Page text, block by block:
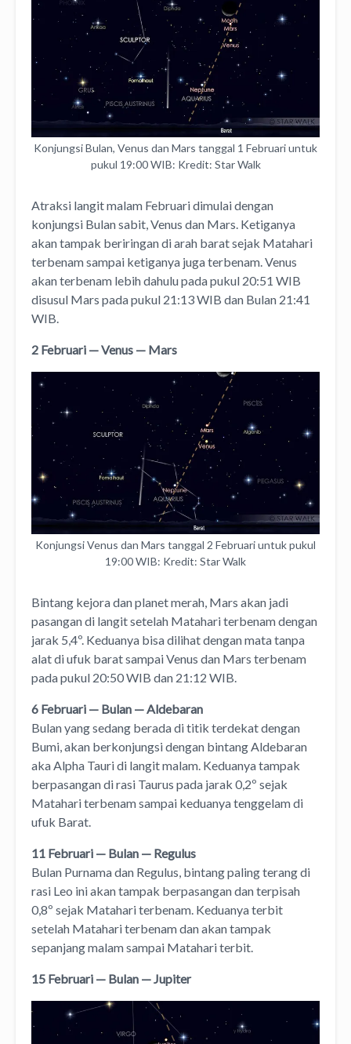
Konjungsi Bulan, Venus dan Mars tanggal 1 Februari untuk
pukul 19:00 WIB: Kredit: Star Walk
Atraksi langit malam Februari dimulai dengan
konjungsi Bulan sabit, Venus dan Mars. Ketiganya
akan tampak beriringan di arah barat sejak Matahari
terbenam sampai ketiganya juga terbenam. Venus
akan terbenam lebih dahulu pada pukul 20:51 WIB
disusul Mars pada pukul 21:13 WIB dan Bulan 21:41
WIB.
2 Februari — Venus — Mars
Konjungsi Venus dan Mars tanggal 2 Februari untuk pukul
19:00 WIB: Kredit: Star Walk
Bintang kejora dan planet merah, Mars akan jadi
pasangan di langit setelah Matahari terbenam dengan
jarak 5,4º. Keduanya bisa dilihat dengan mata tanpa
alat di ufuk barat sampai Venus dan Mars terbenam
pada pukul 20:50 WIB dan 21:12 WIB.
6 Februari — Bulan — Aldebaran
Bulan yang sedang berada di titik terdekat dengan
Bumi, akan berkonjungsi dengan bintang Aldebaran
aka Alpha Tauri di langit malam. Keduanya tampak
berpasangan di rasi Taurus pada jarak 0,2º sejak
Matahari terbenam sampai keduanya tenggelam di
ufuk Barat.
11 Februari — Bulan — Regulus
Bulan Purnama dan Regulus, bintang paling terang di
rasi Leo ini akan tampak berpasangan dan terpisah
0,8º sejak Matahari terbenam. Keduanya terbit
setelah Matahari terbenam dan akan tampak
sepanjang malam sampai Matahari terbit.
15 Februari — Bulan — Jupiter